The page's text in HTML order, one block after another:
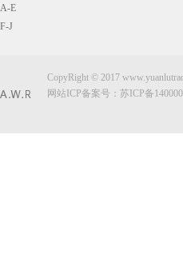
A-E
F-J
CopyRight © 2017
网站ICP备案号： 苏ICP备